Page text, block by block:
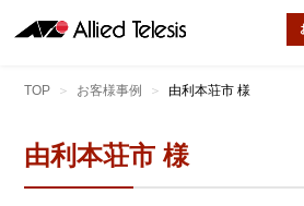
TOP お客様事例 由利本荘市 様
由利本荘市 様